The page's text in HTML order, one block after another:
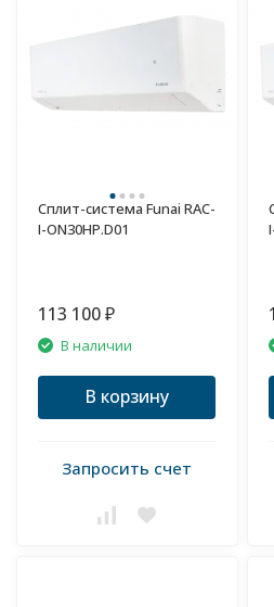
Сплит-система Funai RAC-
I-ON30HP.D01
113 100 ₽
В наличии
В корзину
Запросить счет